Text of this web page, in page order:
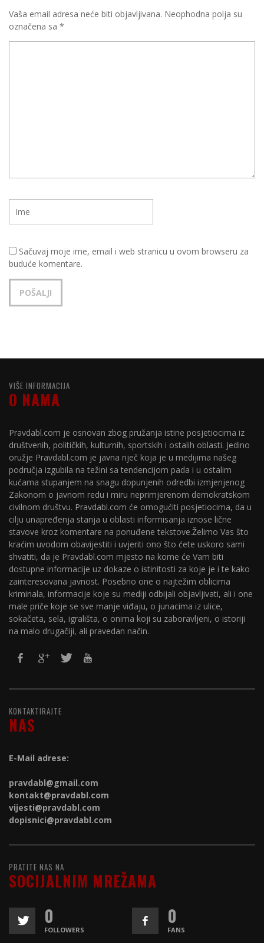
Vaša email adresa neće biti objavljivana. Neophodna polja su
označena sa *
Sačuvaj moje ime, email i web stranicu u ovom browseru za
buduće komentare.
VIŠE INFORMACIJA
O NAMA
Pravdabl.com je osnovan zbog pružanja istine posjetiocima iz
društvenih, političkih, kulturnih, sportskih i ostalih oblasti. Jedino
oružje Pravdabl.com je javna riječ koja je u medijima našeg
područja izgubila na težini sa tendencijom pada i u ostalim
kućama stupanjem na snagu dopunjenih odredbi izmjenjenog
Zakonom o javnom redu i miru neprimjerenom demokratskom
civilnom društvu. Pravdabl.com će omogućiti posjetiocima, da u
cilju unapređenja stanja u oblasti informisanja iznose lične
stavove kroz komentare na ponuđene tekstove.Želimo Vas što
kraćim uvodom obavijestiti i uvjeriti ono što ćete uskoro sami
shvatiti, da je Pravdabl.com mjesto na kome će Vam biti
dostupne informacije uz dokaze o istinitosti za koje je i te kako
zainteresovana javnost. Posebno one o najtežim oblicima
kriminala, informacije koje su mediji odbijali objavljivati, ali i one
male priče koje se sve manje viđaju, o junacima iz ulice,
sokačeta, sela, igrališta, o onima koji su zaboravljeni, o istoriji
na malo drugačiji, ali pravedan način.
KONTAKTIRAJTE
NAS
E-Mail adrese:
pravdabl@gmail.com
kontakt@pravdabl.com
vijesti@pravdabl.com
dopisnici@pravdabl.com
PRATITE NAS NA
SOCIJALNIM MREŽAMA
0
FOLLOWERS
0
FANS